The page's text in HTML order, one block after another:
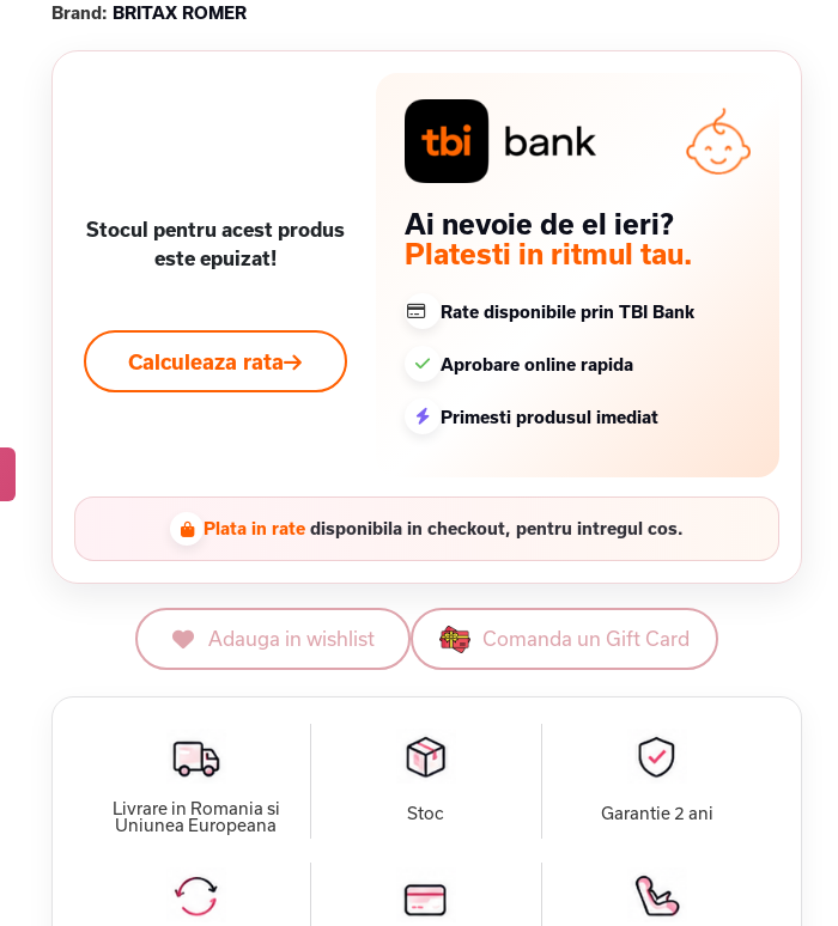
Brand: BRITAX ROMER
Stocul pentru acest produs
este epuizat!
Calculeaza rata
Ai nevoie de el ieri?
Platesti in ritmul tau.
Rate disponibile prin TBI Bank
Aprobare online rapida
Primesti produsul imediat
Plata in rate disponibila in checkout, pentru intregul cos.
Adauga in wishlist Comanda un Gift Card
Livrare in Romania si
Uniunea Europeana
Stoc Garantie 2 ani